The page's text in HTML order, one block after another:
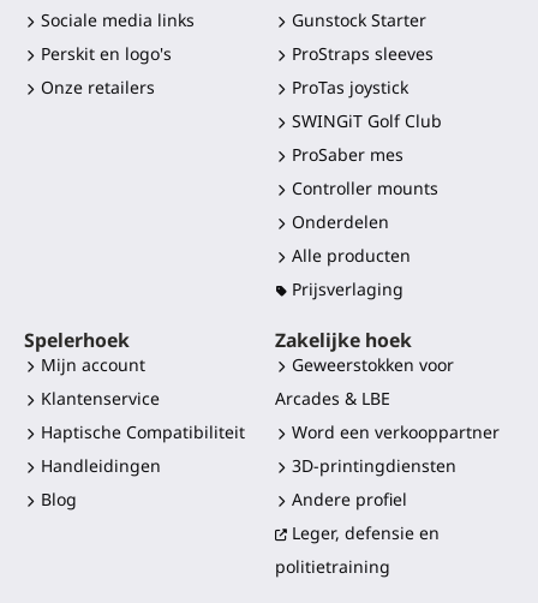
Sociale media links
Perskit en logo's
Onze retailers
Gunstock Starter
ProStraps sleeves
ProTas joystick
SWINGiT Golf Club
ProSaber mes
Controller mounts
Onderdelen
Alle producten
Prijsverlaging
Spelerhoek
Mijn account
Klantenservice
Haptische Compatibiliteit
Handleidingen
Blog
Zakelijke hoek
Geweerstokken voor
Arcades & LBE
Word een verkooppartner
3D-printingdiensten
Andere profiel
Leger, defensie en
politietraining